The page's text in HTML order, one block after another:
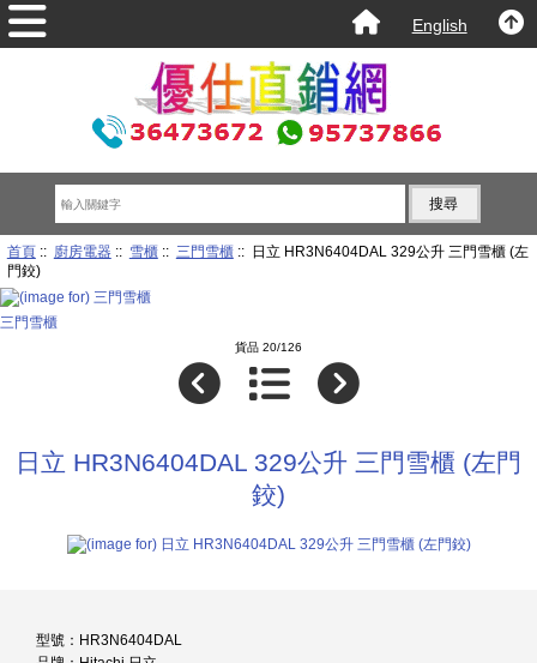
English
首頁:: 廚房電器:: 雪櫃:: 三門雪櫃:: 日立 HR3N6404DAL 329公升 三門雪櫃 (左
門鉸)
三門雪櫃
貨品 20/126
日立 HR3N6404DAL 329公升 三門雪櫃 (左門
鉸)
型號：HR3N6404DAL